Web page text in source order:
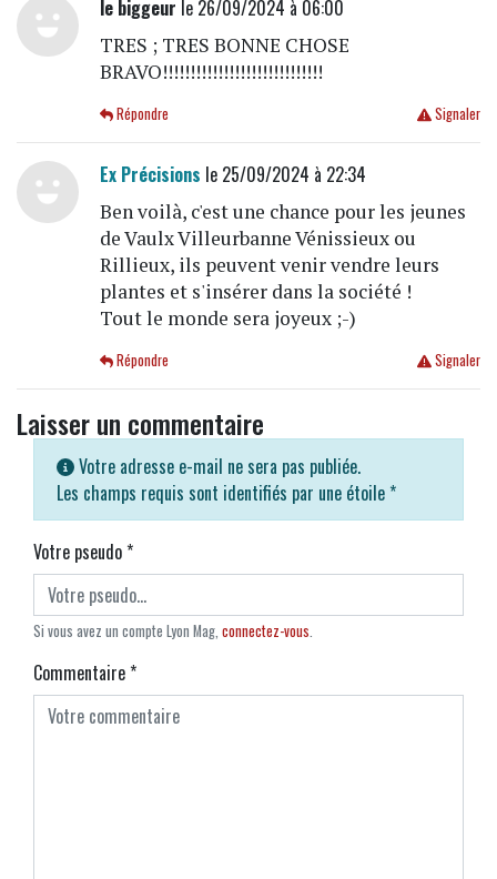
le biggeur le 26/09/2024 à 06:00
TRES ; TRES BONNE CHOSE
BRAVO!!!!!!!!!!!!!!!!!!!!!!!!!!!!!
Signaler
Répondre
Ex Précisions le 25/09/2024 à 22:34
Ben voilà, c'est une chance pour les jeunes
de Vaulx Villeurbanne Vénissieux ou
Rillieux, ils peuvent venir vendre leurs
plantes et s'insérer dans la société !
Tout le monde sera joyeux ;-)
Signaler
Répondre
Laisser un commentaire
Votre adresse e-mail ne sera pas publiée.
Les champs requis sont identifiés par une étoile *
Votre pseudo*
Si vous avez un compte Lyon Mag, connectez-vous.
Commentaire*